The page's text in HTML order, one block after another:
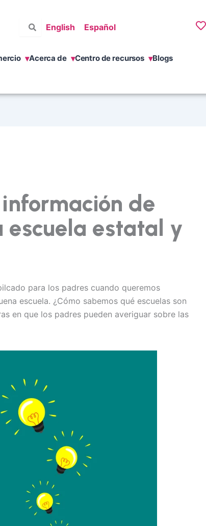
English Español
Acerca de Centro de recursos Blogs
de
escuela estatal y
para los padres cuando queremos
escuela. ¿Cómo sabemos qué escuelas son
en que los padres pueden averiguar sobre las